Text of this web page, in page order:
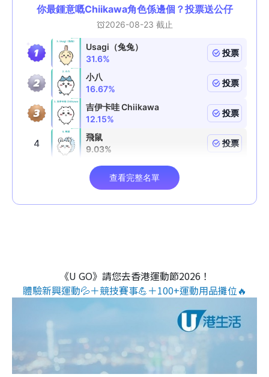
《U GO》請您去香港運動節2026！
體驗新興運動💦＋競技賽事💪＋100+運動用品攤位🔥